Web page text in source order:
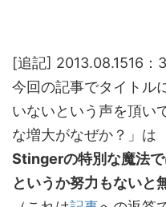
[追記] 2013.08.1516：
今回の記事でタイトル
いないという声を頂い
な増大がなぜか？」は
Stingerの特別な魔法
というか努力もないと